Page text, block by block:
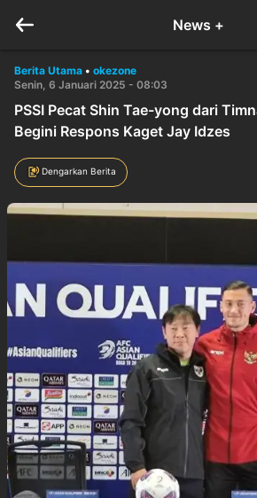
News +
Berita Utama • okezone
Senin, 6 Januari 2025 - 08:03
PSSI Pecat Shin Tae-yong dari
Begini Respons Kaget Jay Idzes
Dengarkan Berita